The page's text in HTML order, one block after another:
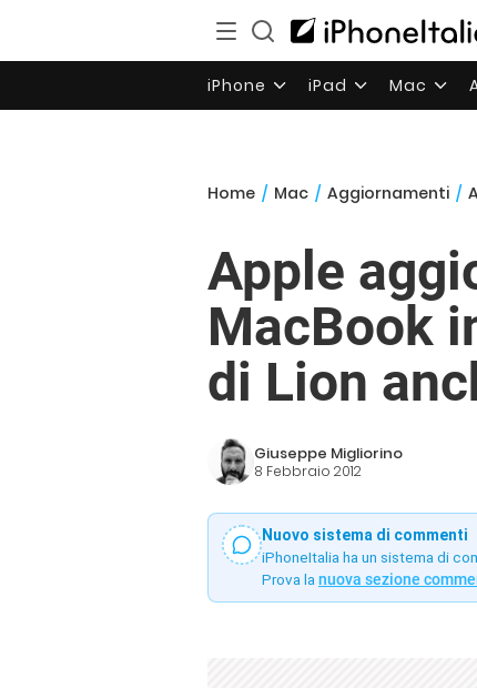
iPhone iPad Mac
Home / Mac / Aggiornamenti /
Apple
MacBook
di Lion
Giuseppe Migliorino
8 Febbraio 2012
Nuovo sistema di commenti
iPhoneItalia ha un sistema di
Prova la nuova sezione